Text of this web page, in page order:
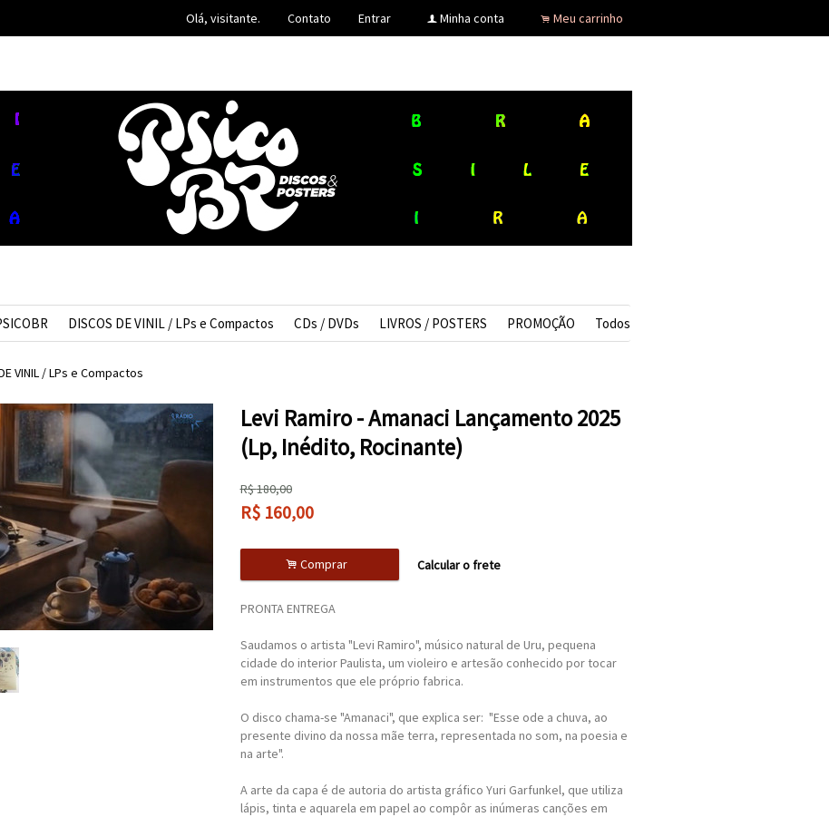
Olá, visitante. Contato Entrar f Minha conta . Meu carrinho
DISCOS DE VINIL / LPs e Compactos CDs / DVDs LIVROS / POSTERS PROMOÇÃO Todos
VINIL / LPs e Compactos
Levi Ramiro - Amanaci Lançamento 2025
(Lp, Inédito, Rocinante)
R$180,00
R$ 160,00
. Comprar Calcular o frete
PRONTA ENTREGA
Saudamos o artista "Levi Ramiro", músico natural de Uru, pequena
cidade do interior Paulista, um violeiro e artesão conhecido por tocar
em instrumentos que ele próprio fabrica.
O disco chama-se "Amanaci", que explica ser: "Esse ode a chuva, ao
presente divino da nossa mãe terra, representada no som, na poesia e
na arte".
A arte da capa é de autoria do artista gráfico Yuri Garfunkel, que utiliza
lápis, tinta e aquarela em papel ao compôr as inúmeras canções em